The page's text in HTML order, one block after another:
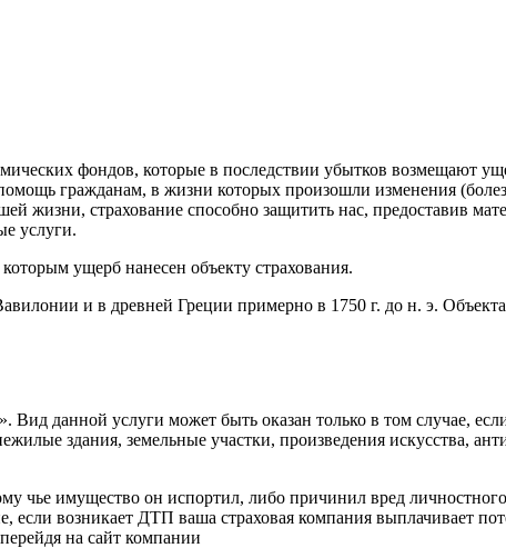
фондов, которые в последствии убытков возмещают
гражданам, в жизни которых произошли изменения
жизни, страхование способно защитить нас, предоставив
услуги.
ущерб нанесен объекту страхования.
и в древней Греции примерно в 1750 г. до н. э.
данной услуги может быть оказан только в том случае,
здания, земельные участки, произведения искусства,
чье имущество он испортил, либо причинил вред
если возникает ДТП ваша страховая компания выплачивает
на сайт компании